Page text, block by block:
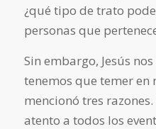
¿qué tipo de trato
personas que
Sin embargo, Jesús
tenemos que temer
mencionó tres
atento a todos los